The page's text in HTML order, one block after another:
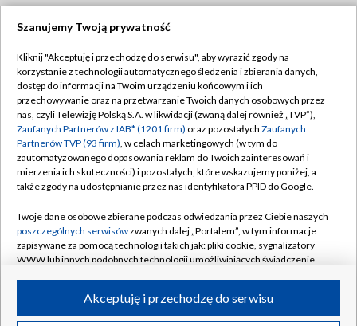
TVP
Abonament TVP
Emisja w TVP
Centrum informacji TVP
Naziemna Telewizja Cyfrowa
Rada Programowa
System NOS
Informacje o nadawcy
Program dla prasy
Regulamin TVP
Polityka prywatności
Moje zgody
Pomoc
Kontakt
Kanały
©2026 Telewizja Polska S.A. w likwidacji
Szanujemy Twoją prywatność
Kliknij "Akceptuję i przechodzę do serwisu", aby wyrazić zgody na
korzystanie z technologii automatycznego śledzenia i zbierania danych,
dostęp do informacji na Twoim urządzeniu końcowym i ich
przechowywanie oraz na przetwarzanie Twoich danych osobowych przez
nas, czyli Telewizję Polską S.A. w likwidacji (zwaną dalej również „TVP”),
Zaufanych Partnerów z IAB* (1201 firm) oraz pozostałych Zaufanych
Partnerów TVP (93 firm), w celach marketingowych (w tym do
zautomatyzowanego dopasowania reklam do Twoich zainteresowań i
mierzenia ich skuteczności) i pozostałych, które wskazujemy poniżej, a
także zgody na udostępnianie przez nas identyfikatora PPID do Google.
Twoje dane osobowe zbierane podczas odwiedzania przez Ciebie naszych
poszczególnych serwisówzwanych dalej „Portalem”, w tym informacje
zapisywane za pomocą technologii takich jak: pliki cookie, sygnalizatory
WWW lub innych podobnych technologii umożliwiających świadczenie
ruchu w Internecie.Akceptuję i przechodzę do serwisu